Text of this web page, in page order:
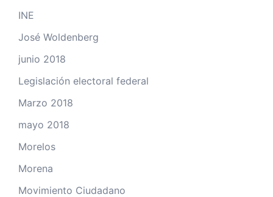
INE
José Woldenberg
junio 2018
Legislación electoral federal
Marzo 2018
mayo 2018
Morelos
Morena
Movimiento Ciudadano